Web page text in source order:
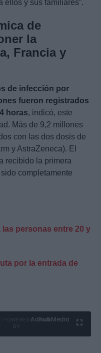
ellos y sus familiares”.
de
la
Francia y
de infección por
fueron registrados
horas, indicó, este
Más de 9,2 millones
con las dos dosis de
y AstraZeneca). El
recibido la primera
completamente
personas entre 20 y
por la entrada de
Ad hubMedia